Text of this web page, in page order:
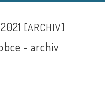
[ARCHIV]
- archiv